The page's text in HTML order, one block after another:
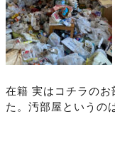
在籍 実はコチラの
た。汚部屋というの